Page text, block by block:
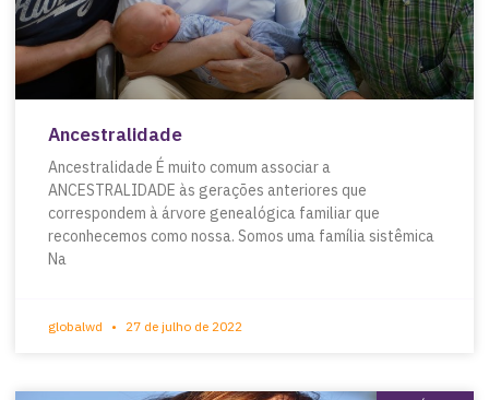
Ancestralidade
Ancestralidade É muito comum associar a
ANCESTRALIDADE às gerações anteriores que
correspondem à árvore genealógica familiar que
reconhecemos como nossa. Somos uma família sistêmica
Na
globalwd 27 de julho de 2022